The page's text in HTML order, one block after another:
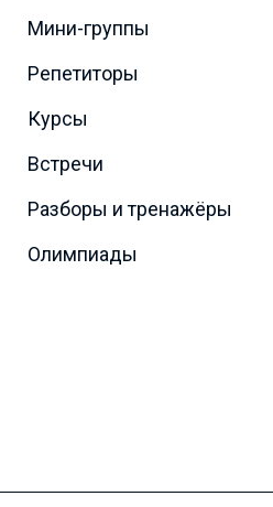
Мини-группы
Репетиторы
Курсы
Встречи
Разборы и тренажёры
Олимпиады